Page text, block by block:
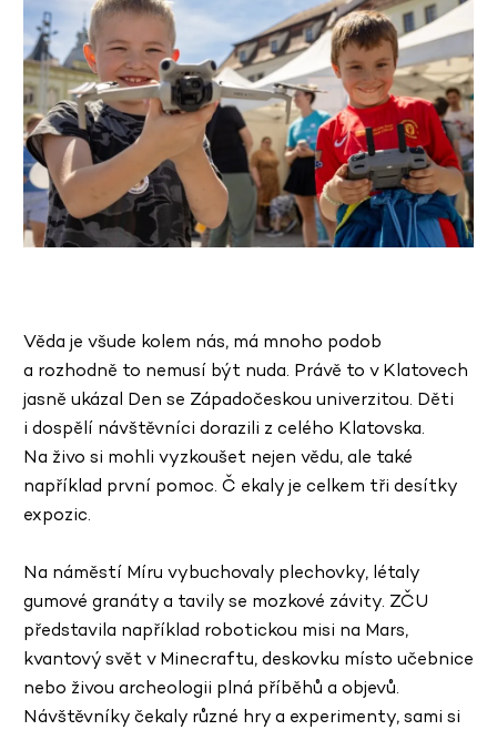
Věda je všude kolem nás, má mnoho podob
a rozhodně to nemusí být nuda. Právě to v Klatovech
jasně ukázal Den se Západočeskou univerzitou. Děti
i dospělí návštěvníci dorazili z celého Klatovska.
Na živo si mohli vyzkoušet nejen vědu, ale také
například první pomoc. Č ekaly je celkem tři desítky
expozic.
Na náměstí Míru vybuchovaly plechovky, létaly
gumové granáty a tavily se mozkové závity. ZČU
představila například robotickou misi na Mars,
kvantový svět v Minecraftu, deskovku místo učebnice
nebo živou archeologii plná příběhů a objevů.
Návštěvníky čekaly různé hry a experimenty, sami si